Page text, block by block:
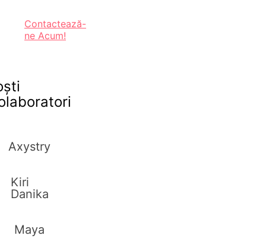
Contactează-
ne Acum!
Axystry
Kiri
Danika
Maya